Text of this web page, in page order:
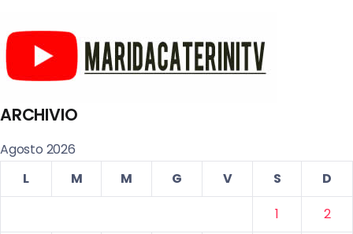
ARCHIVIO
Agosto 2026
L
M M G V S
D
1
2